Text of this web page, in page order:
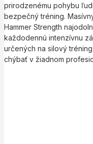
prirodzenému pohybu
bezpečný tréning.
Hammer Strength
každodennú intenzívnu
určených na silový
chýbať v žiadnom